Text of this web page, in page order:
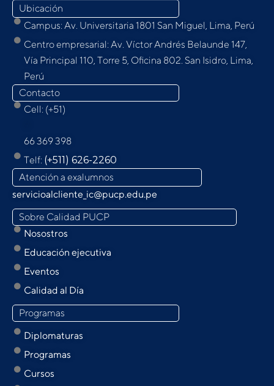
Ubicación
Campus: Av. Universitaria 1801 San Miguel, Lima, Perú
Centro empresarial: Av. Víctor Andrés Belaunde 147,
Vía Principal 110, Torre 5, Oﬁcina 802. San Isidro, Lima,
Perú
Contacto
Cell: (+51)
66 369 398
Telf: (+511) 626-2260
Atención a exalumnos
servicioalcliente_ic@pucp.edu.pe
Sobre Calidad PUCP
Nosostros
Educación ejecutiva
Eventos
Calidad al Día
Programas
Diplomaturas
Programas
Cursos